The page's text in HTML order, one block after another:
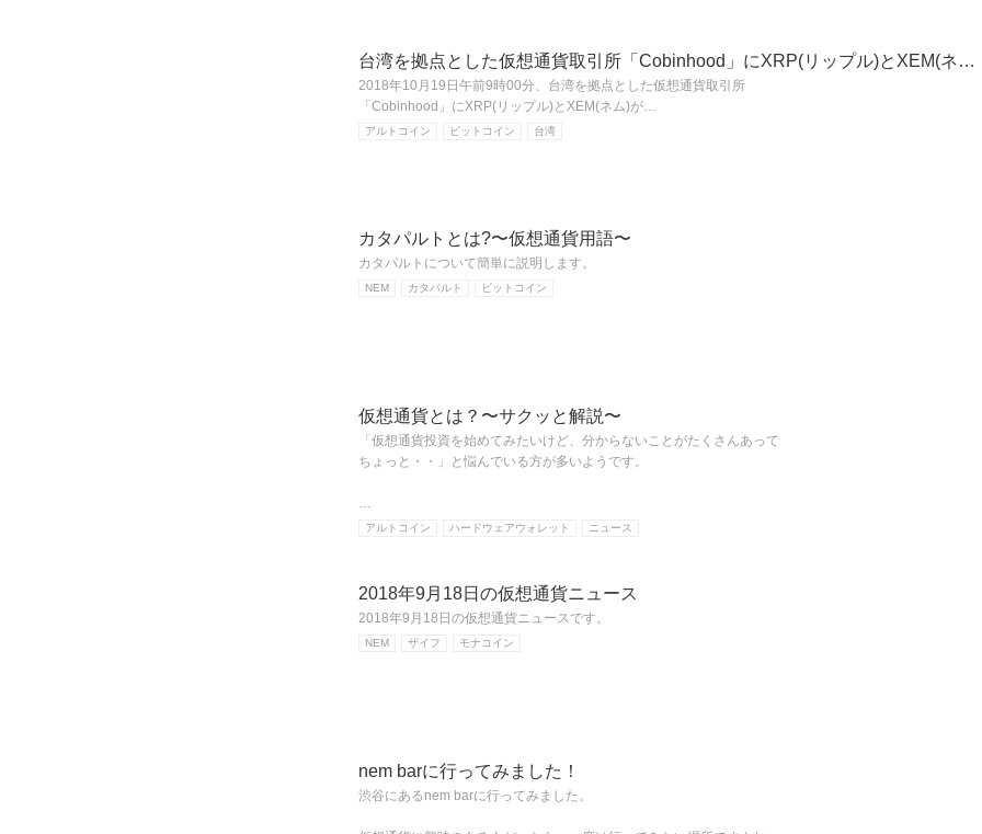
台湾を拠点とした仮想通貨取引所「Cobinhood」にXRP(リップル)とXEM(ネ…
2018年10月19日午前9時00分、台湾を拠点とした仮想通貨取引所
「Cobinhood」にXRP(リップル)とXEM(ネム)が…
アルトコイン ビットコイン 台湾
カタパルトとは?〜仮想通貨用語〜
カタパルトについて簡単に説明します。
NEM カタパルト ビットコイン
仮想通貨とは？〜サクッと解説〜
「仮想通貨投資を始めてみたいけど、分からないことがたくさんあって
ちょっと・・」と悩んでいる方が多いようです。
…
アルトコイン ハードウェアウォレット ニュース
2018年9月18日の仮想通貨ニュース
2018年9月18日の仮想通貨ニュースです。
NEM ザイフ モナコイン
nem barに行ってみました！
渋谷にあるnem barに行ってみました。